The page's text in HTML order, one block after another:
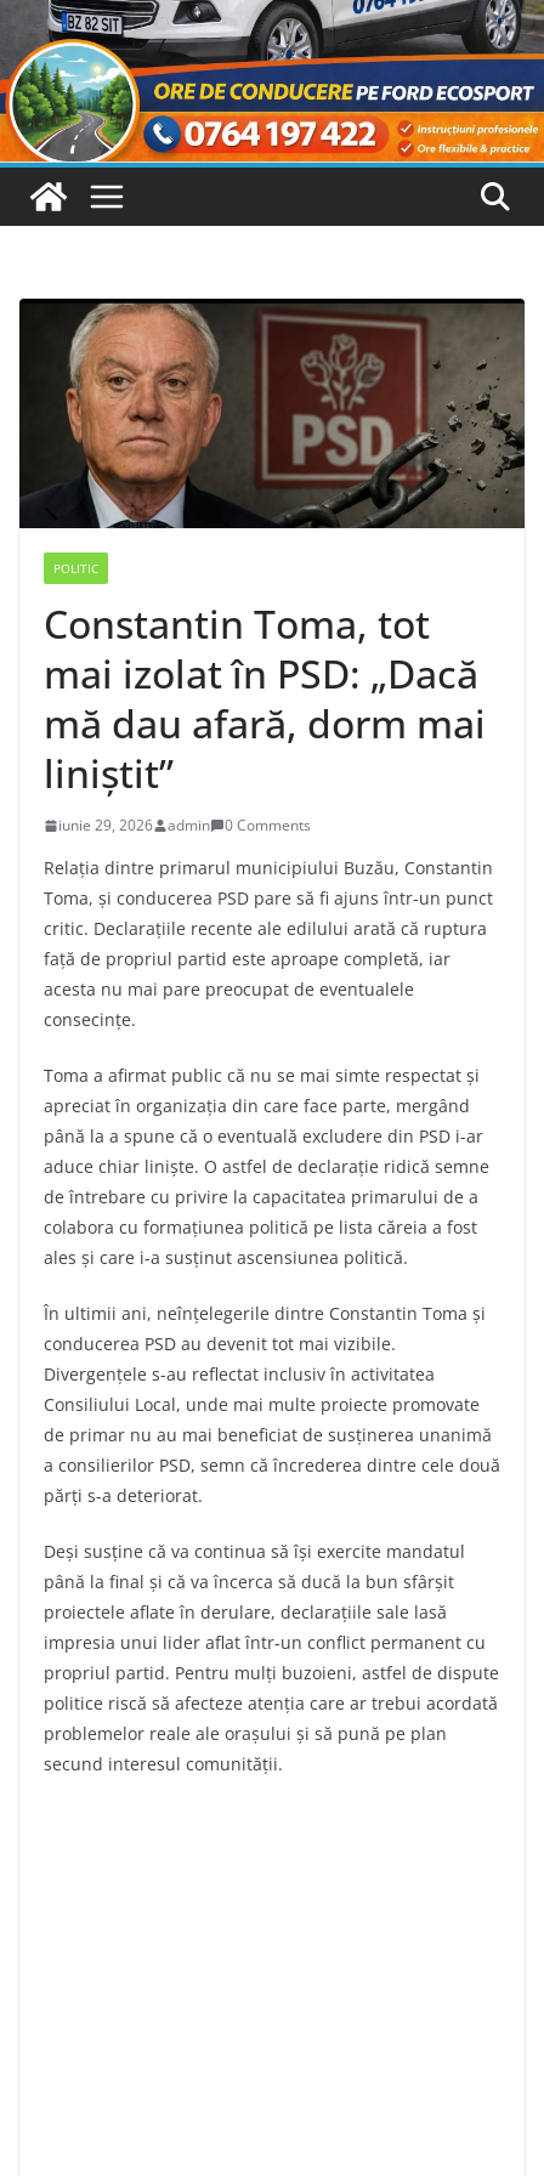
POLITIC
Constantin Toma, tot
mai izolat în PSD: „Dacă
mă dau afară, dorm mai
liniștit”
iunie 29, 2026 admin 0 Comments
Relația dintre primarul municipiului Buzău, Constantin
Toma, și conducerea PSD pare să fi ajuns într-un punct
critic. Declarațiile recente ale edilului arată că ruptura
față de propriul partid este aproape completă, iar
acesta nu mai pare preocupat de eventualele
consecințe.
Toma a afirmat public că nu se mai simte respectat și
apreciat în organizația din care face parte, mergând
până la a spune că o eventuală excludere din PSD i-ar
aduce chiar liniște. O astfel de declarație ridică semne
de întrebare cu privire la capacitatea primarului de a
colabora cu formațiunea politică pe lista căreia a fost
ales și care i-a susținut ascensiunea politică.
În ultimii ani, neînțelegerile dintre Constantin Toma și
conducerea PSD au devenit tot mai vizibile.
Divergențele s-au reflectat inclusiv în activitatea
Consiliului Local, unde mai multe proiecte promovate
de primar nu au mai beneficiat de susținerea unanimă
a consilierilor PSD, semn că încrederea dintre cele două
părți s-a deteriorat.
Deși susține că va continua să își exercite mandatul
până la final și că va încerca să ducă la bun sfârșit
proiectele aflate în derulare, declarațiile sale lasă
impresia unui lider aflat într-un conflict permanent cu
propriul partid. Pentru mulți buzoieni, astfel de dispute
politice riscă să afecteze atenția care ar trebui acordată
problemelor reale ale orașului și să pună pe plan
secund interesul comunității.